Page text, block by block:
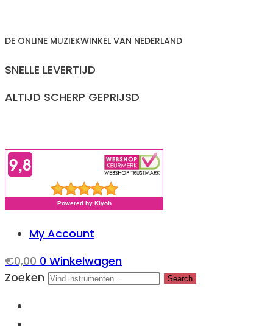
inhoud
DE ONLINE MUZIEKWINKEL VAN NEDERLAND
SNELLE LEVERTIJD
ALTIJD SCHERP GEPRIJSD
My Account
€0,00 0 Winkelwagen
Zoeken
Search